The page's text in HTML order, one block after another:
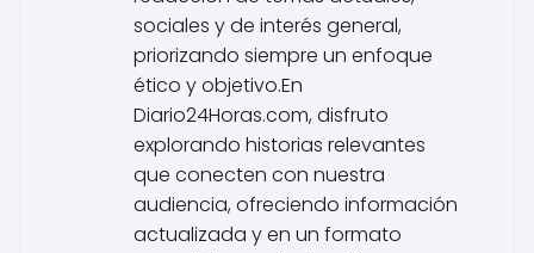
sociales y de interés general,
priorizando siempre un enfoque
ético y objetivo.En
Diario24Horas.com, disfruto
explorando historias relevantes
que conecten con nuestra
audiencia, ofreciendo información
actualizada y en un formato